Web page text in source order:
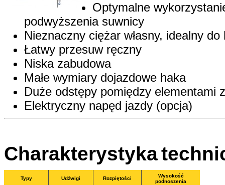
Optymalne
podwyższenia suwnicy
Nieznaczny ciężar własny, idealny
Łatwy przesuw ręczny
Niska zabudowa
Małe wymiary dojazdowe haka
Duże odstępy pomiędzy elementami
Elektryczny napęd jazdy (opcja)
Charakterystyka
Typy Udźwigi Rozpiętości
Wysokość
podnoszenia